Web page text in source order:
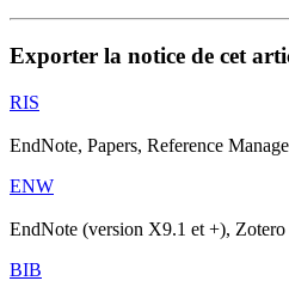
Exporter la notice de cet
RIS
EndNote, Papers, Reference
ENW
EndNote (version X9.1 et +), Zotero
BIB